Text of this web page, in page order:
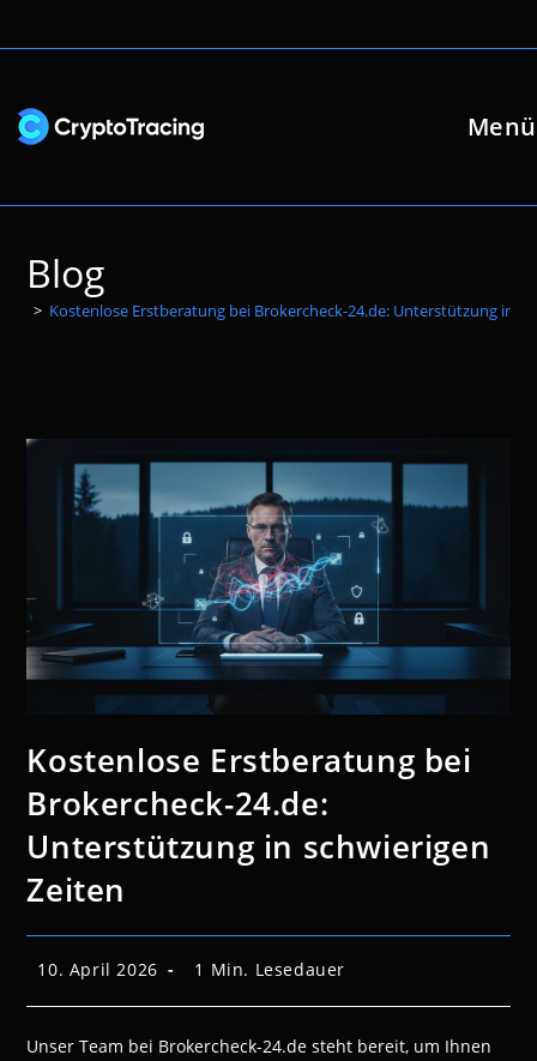
Inhalt
Menü
Blog
> Kostenlose Erstberatung bei Brokercheck-24.de: Unterstützung in
Kostenlose Erstberatung bei
Brokercheck-24.de:
Unterstützung in schwierigen
Zeiten
Beitrag
10. April 2026 Lesedauer:
1 Min. Lesedauer
Unser Team bei Brokercheck-24.de steht bereit, um Ihnen